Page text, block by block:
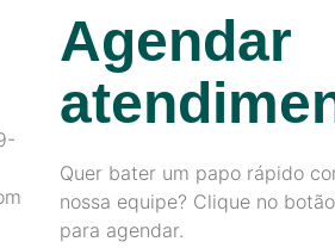
Agendar
Quer bater um papo rápido
nossa equipe? Clique no
para agendar.